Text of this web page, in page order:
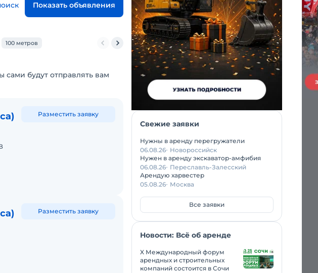
Показать объявления
100 метров
сами будут отправлять вам
Разместить заявку
Разместить заявку
Свежие заявки
Нужны в аренду перегружатели
06.08.26 Новороссийск
Нужен в аренду экскаватор-амфибия
06.08.26 Переславль-Залесский
Арендую харвестер
05.08.26 Москва
Все заявки
Новости: Всё об аренде
X Международный форум
арендных и строительных
компаний состоится в Сочи